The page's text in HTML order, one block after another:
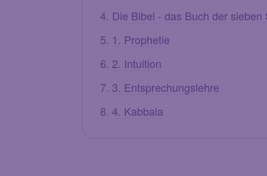
Die Bibel - das Buch der sieben
1. Prophetie
2. Intuition
3. Entsprechungslehre
4. Kabbala